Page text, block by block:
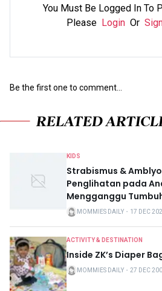
You Must Be Logged In To
Please Login Or
Be the first one to comment...
RELATED
KIDS
Strabismus &
Penglihatan pada
Mengganggu
MOMMIES DAILY ・ 17 DEC
ACTIVITY & DESTINATION
Inside ZK’s Diaper
MOMMIES DAILY ・ 27 DEC